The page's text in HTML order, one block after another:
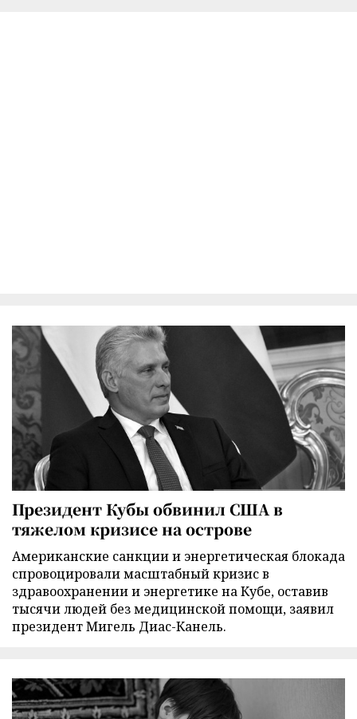
Президент Кубы обвинил США в
тяжелом кризисе на острове
Американские санкции и энергетическая блокада
спровоцировали масштабный кризис в
здравоохранении и энергетике на Кубе, оставив
тысячи людей без медицинской помощи, заявил
президент Мигель Диас-Канель.